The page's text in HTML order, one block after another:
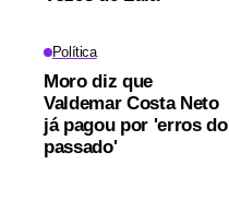
Política
Moro diz que
Valdemar Costa Neto
já pagou por 'erros do
passado'